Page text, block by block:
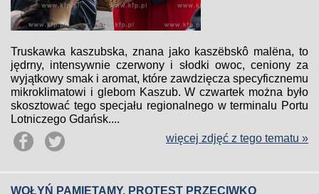
Truskawka kaszubska, znana jako kaszëbskô malëna, to
jędrny, intensywnie czerwony i słodki owoc, ceniony za
wyjątkowy smak i aromat, które zawdzięcza specyficznemu
mikroklimatowi i glebom Kaszub. W czwartek można było
skosztować tego specjału regionalnego w terminalu Portu
Lotniczego Gdańsk....
więcej zdjęć z tego tematu »
WOŁYŃ PAMIĘTAMY. PROTEST PRZECIWKO